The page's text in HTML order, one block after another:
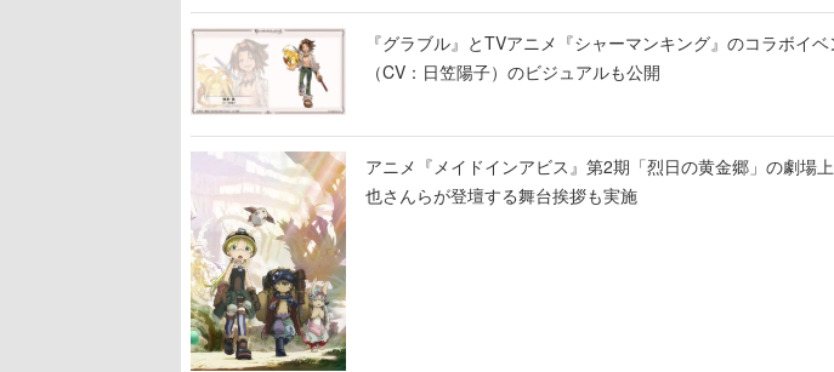
『グラブル』とTVアニメ『シャーマンキング』のコラボイ
（CV：日笠陽子）のビジュアルも公開
アニメ『メイドインアビス』第2期「烈日の黄金郷」の劇場
也さんらが登壇する舞台挨拶も実施